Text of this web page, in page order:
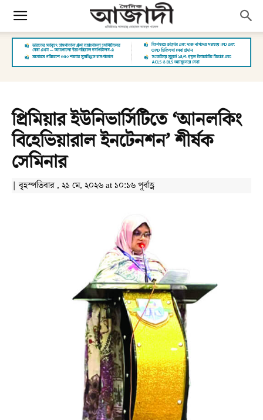
প্রিমিয়ার ইউনিভার্সিটিতে ‘আনলকিং
বিহেভিয়ারাল ইনটেনশন’ শীর্ষক
সেমিনার
| বৃহস্পতিবার , ২১ মে, ২০২৬ at ১০:১৬ পূর্বাহ্ণ